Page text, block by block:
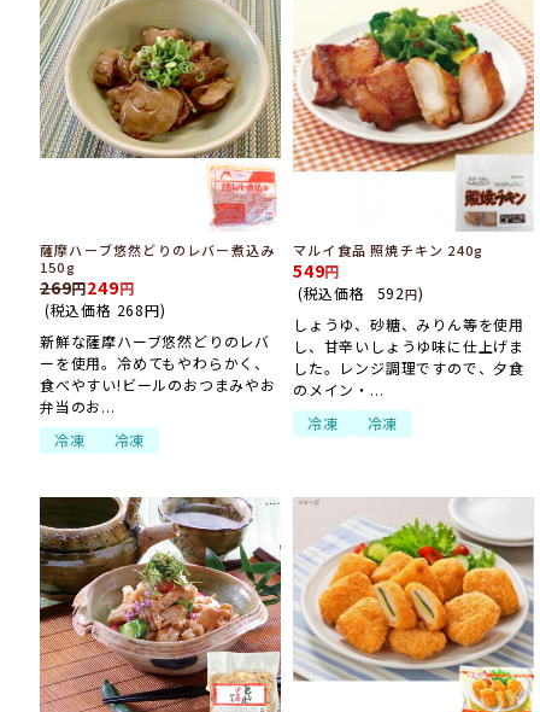
薩摩ハーブ悠然どりのレバー煮込み
150g
269 249
(税込価格 268円)
新鮮な薩摩ハーブ悠然どりのレバ
ーを使用。冷めてもやわらかく、
食べやすい!ビールのおつまみやお
弁当のお...
冷凍
冷凍
マルイ食品 照焼チキン 240g
549
(税込価格 592円)
しょうゆ、砂糖、みりん等を使用
し、甘辛いしょうゆ味に仕上げま
した。レンジ調理ですので、夕食
のメイン・...
冷凍
冷凍